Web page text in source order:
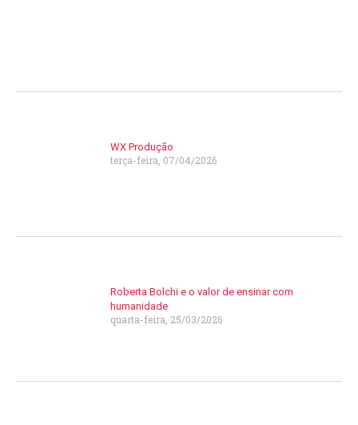
WX Produção
terça-feira, 07/04/2026
Roberta Bolchi e o valor de ensinar com
humanidade
quarta-feira, 25/03/2026